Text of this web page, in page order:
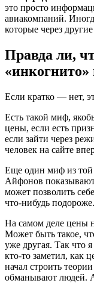
это просто
авиакомпаний.
которые через
Правда ли,
Если кратко — нет,
Есть такой миф,
цены, если есть
если зайти через
человек на сайте
Еще один миф из
Айфонов
может позволить
что-нибудь подороже.
На самом деле цены
Может быть такое,
уже другая. Так что
кто-то заметил, как
начал строить
обманывают людей.